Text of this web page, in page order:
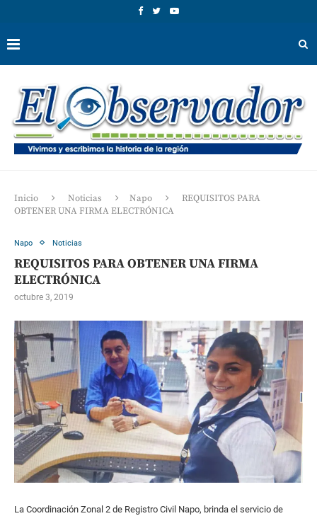
Inicio Noticias Napo
REQUISITOS PARA
OBTENER UNA FIRMA ELECTRÓNICA
Napo Noticias
REQUISITOS PARA OBTENER UNA FIRMA
ELECTRÓNICA
octubre 3, 2019
La Coordinación Zonal 2 de Registro Civil Napo, brinda el servicio de